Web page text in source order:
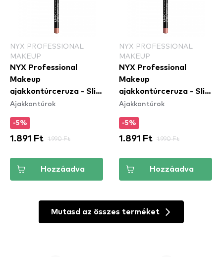
NYX PROFESSIONAL
MAKEUP
NYX Professional
Makeup
ajakkontúrceruza - Slim
Lip Pencil – Peekaboo
Ajakkontúrok
-5%
1.891 Ft 1.990 Ft
Hozzáadva
NYX PROFESSIONAL
MAKEUP
NYX Professional
Makeup
ajakkontúrceruza - Slim
Lip Pencil – Nude Pink
Ajakkontúrok
-5%
1.891 Ft 1.990 Ft
Hozzáadva
Mutasd az összes terméket